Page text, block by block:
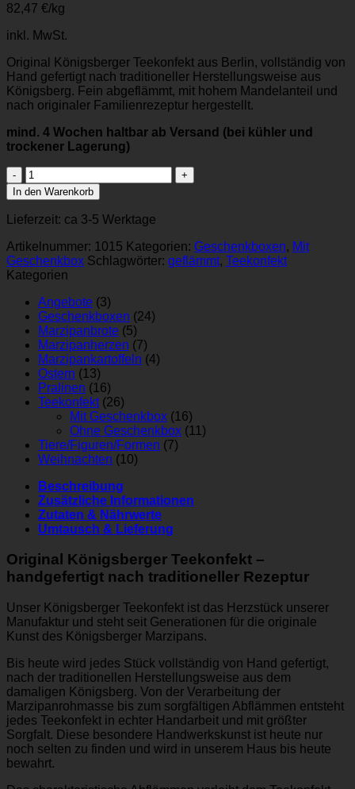
82,47 €/kg
inkl. MwSt.
Original Königsberger Teekonfekt aus Berlin, vollständig von
Hand gefertigt nach traditioneller Herstellungsweise aus
Königsberg. Fein abgeflämmt, mit hohem Mandelanteil und
nach originaler Familienrezeptur hergestellt.
mind. 4 Wochen haltbar ab Versand (bei kühler und
trockener Lagerung)
Original
Königsberger
Teekonfekt
Geschenkbox
In den Warenkorb
Lieferzeit: ca 3-5 Werktage
Artikelnummer: 1015 Kategorien: Geschenkboxen, Mit
Geschenkbox Schlagwörter: geflämmt, Teekonfekt
Kategorien
Angebote (3)
Geschenkboxen (24)
Marzipanbrote (5)
Marzipanherzen (7)
Marzipankartoffeln (4)
Ostern (13)
Pralinen (16)
Teekonfekt (26)
Mit Geschenkbox (16)
Ohne Geschenkbox (11)
Tiere/Figuren/Formen (7)
Weihnachten (10)
Beschreibung
Zusätzliche Informationen
Zutaten & Nährwerte
Umtausch & Lieferung
Original Königsberger Teekonfekt –
handgefertigt nach traditioneller Rezeptur
Unser Königsberger Teekonfekt ist das Herzstück unserer
Manufaktur und steht seit Generationen für die originale
Kunst des Königsberger Marzipans.
Bis heute wird jedes Stück vollständig von Hand gefertigt,
nach der traditionellen Herstellungsweise aus dem
damaligen Königsberg. Von der Verarbeitung der
Marzipanrohmasse bis zum sorgfältigen Abflämmen entsteht
jedes Teekonfekt in echter Handarbeit und mit größter
Sorgfalt. Diese besondere Handwerkskunst ist heute nur
noch selten zu finden und wird in unserem Haus bis heute
bewahrt.